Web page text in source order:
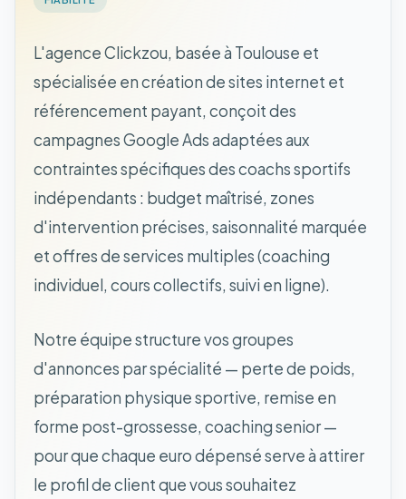
L'agence Clickzou, basée à Toulouse et
spécialisée en création de sites internet et
référencement payant, conçoit des
campagnes Google Ads adaptées aux
contraintes spécifiques des coachs sportifs
indépendants : budget maîtrisé, zones
d'intervention précises, saisonnalité marquée
et offres de services multiples (coaching
individuel, cours collectifs, suivi en ligne).
Notre équipe structure vos groupes
d'annonces par spécialité — perte de poids,
préparation physique sportive, remise en
forme post-grossesse, coaching senior —
pour que chaque euro dépensé serve à attirer
le profil de client que vous souhaitez